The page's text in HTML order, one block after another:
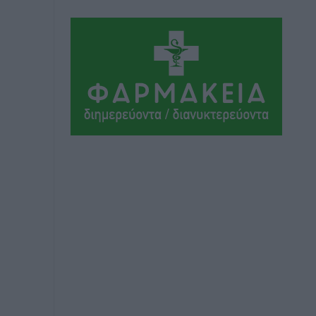
Συνελήφθη 37χρονη στη Ρόδο γιατί
είχε αφήσει τα τρία ανήλικα παιδιά της
χωρίς επιτήρηση
Τοπικές Ειδήσεις πριν 11 ώρες
Σταυρός Καλυθιών: Απέκτησε την